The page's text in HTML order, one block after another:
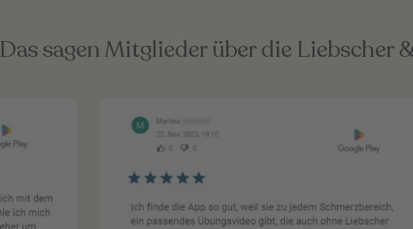
Das sagen Mitglieder über die Liebscher